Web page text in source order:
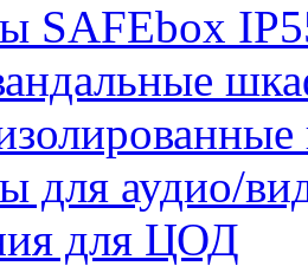
SAFEbox
для аудио/
для ЦОД